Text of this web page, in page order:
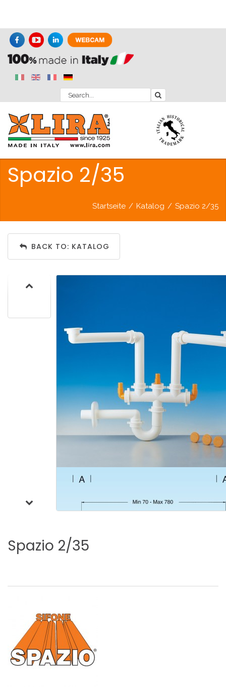
Spazio 2/35
Startseite / Katalog / Spazio 2/35
BACK TO: KATALOG
Spazio 2/35